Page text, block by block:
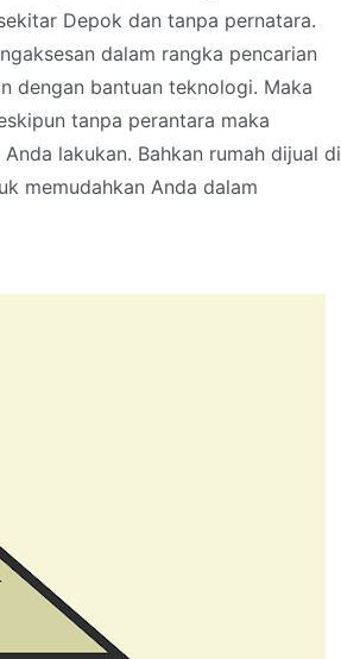
Depok dan tanpa pernatara.
dalam rangka pencarian
dengan bantuan teknologi. Maka
tanpa perantara maka
lakukan. Bahkan rumah dijual di
memudahkan Anda dalam